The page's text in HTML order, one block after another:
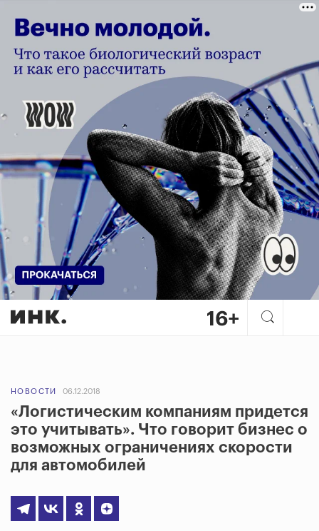
НОВОСТИ 06.12.2018
«Логистическим компаниям придется
это учитывать». Что говорит бизнес о
возможных ограничениях скорости
для автомобилей